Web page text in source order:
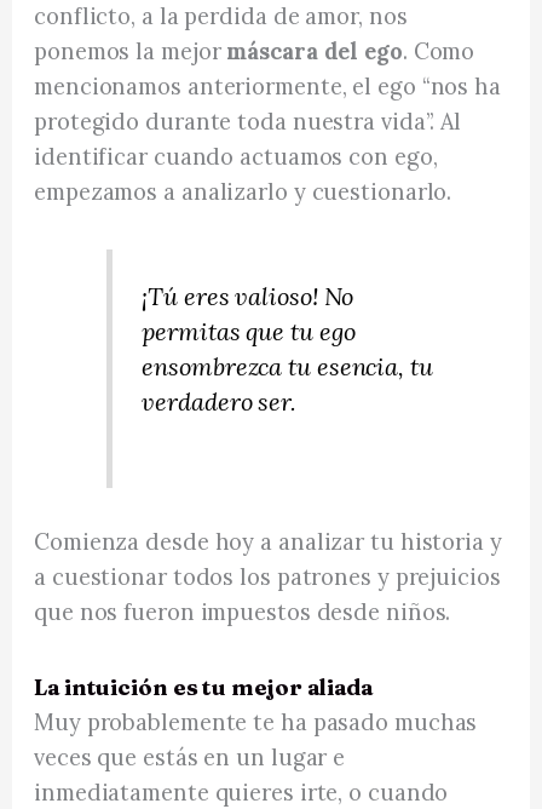
conflicto, a la perdida de amor, nos
ponemos la mejor máscara del ego. Como
mencionamos anteriormente, el ego “nos ha
protegido durante toda nuestra vida”. Al
identificar cuando actuamos con ego,
empezamos a analizarlo y cuestionarlo.
¡Tú eres valioso! No
permitas que tu ego
ensombrezca tu esencia, tu
verdadero ser.
Comienza desde hoy a analizar tu historia y
a cuestionar todos los patrones y prejuicios
que nos fueron impuestos desde niños.
La intuición es tu mejor aliada
Muy probablemente te ha pasado muchas
veces que estás en un lugar e
inmediatamente quieres irte, o cuando